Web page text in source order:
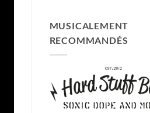
MUSICALEMENT
RECOMMANDÉS